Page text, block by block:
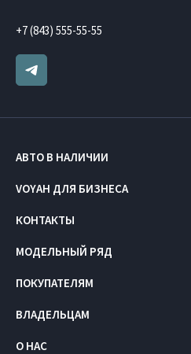
+7 (843) 555-55-55
АВТО В НАЛИЧИИ
VOYAH ДЛЯ БИЗНЕСА
КОНТАКТЫ
МОДЕЛЬНЫЙ РЯД
ПОКУПАТЕЛЯМ
ВЛАДЕЛЬЦАМ
О НАС